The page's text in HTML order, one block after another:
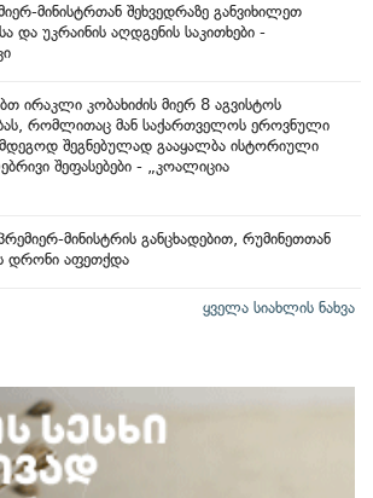
მინისტრთან შეხვედრაზე განვიხილეთ
და უკრაინის აღდგენის საკითხები -
ირაკლი კობახიძის მიერ 8 აგვისტოს
რომლითაც მან საქართველოს ეროვნული
შეგნებულად გააყალბა ისტორიული
შეფასებები - „კოალიცია
მინისტრის განცხადებით, რუმინეთთან
დრონი აფეთქდა
ყველა სიახლის ნახვა